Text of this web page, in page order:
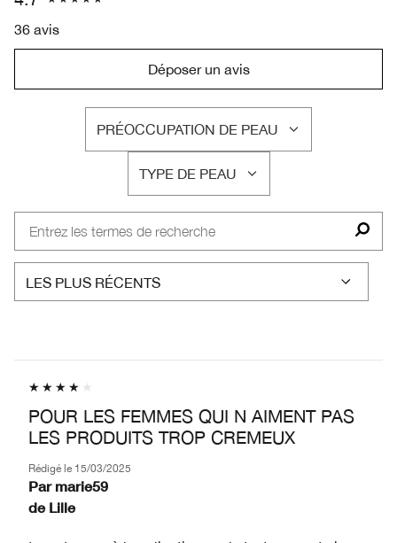
36 avis
Déposer un avis
PRÉOCCUPATION DE PEAU
FRANÇAIS
TYPE DE PEAU
FRANÇAIS
POUR LES FEMMES QUI N AIMENT PAS
LES PRODUITS TROP CREMEUX
Rédigé le 15/03/2025
Par marie59
de Lille